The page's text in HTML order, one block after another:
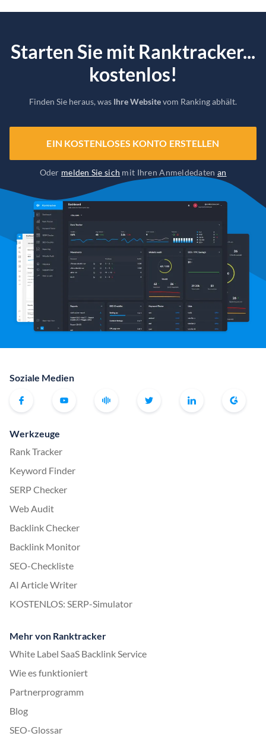
Starten Sie mit Ranktracker...
kostenlos!
Finden Sie heraus, was Ihre Websitevom Ranking abhält.
EIN KOSTENLOSES KONTO ERSTELLEN
Oder melden Sie sich mit Ihren Anmeldedaten an
Soziale Medien
Werkzeuge
Rank Tracker
Keyword Finder
SERP Checker
Web Audit
Backlink Checker
Backlink Monitor
SEO-Checkliste
AI Article Writer
KOSTENLOS: SERP-Simulator
Mehr von Ranktracker
White Label SaaS Backlink Service
Wie es funktioniert
Partnerprogramm
Blog
SEO-Glossar